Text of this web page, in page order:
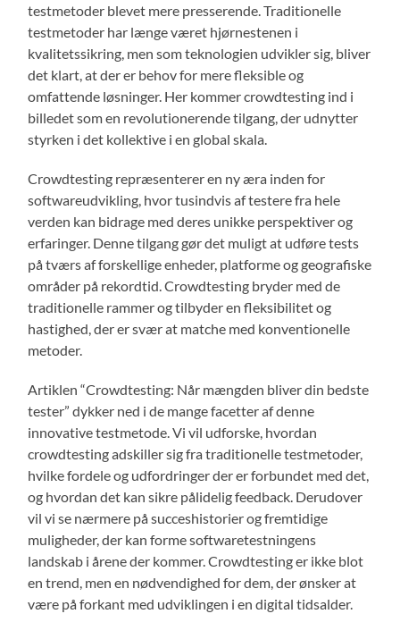
testmetoder blevet mere presserende. Traditionelle
testmetoder har længe været hjørnestenen i
kvalitetssikring, men som teknologien udvikler sig, bliver
det klart, at der er behov for mere fleksible og
omfattende løsninger. Her kommer crowdtesting ind i
billedet som en revolutionerende tilgang, der udnytter
styrken i det kollektive i en global skala.
Crowdtesting repræsenterer en ny æra inden for
softwareudvikling, hvor tusindvis af testere fra hele
verden kan bidrage med deres unikke perspektiver og
erfaringer. Denne tilgang gør det muligt at udføre tests
på tværs af forskellige enheder, platforme og geografiske
områder på rekordtid. Crowdtesting bryder med de
traditionelle rammer og tilbyder en fleksibilitet og
hastighed, der er svær at matche med konventionelle
metoder.
Artiklen “Crowdtesting: Når mængden bliver din bedste
tester” dykker ned i de mange facetter af denne
innovative testmetode. Vi vil udforske, hvordan
crowdtesting adskiller sig fra traditionelle testmetoder,
hvilke fordele og udfordringer der er forbundet med det,
og hvordan det kan sikre pålidelig feedback. Derudover
vil vi se nærmere på succeshistorier og fremtidige
muligheder, der kan forme softwaretestningens
landskab i årene der kommer. Crowdtesting er ikke blot
en trend, men en nødvendighed for dem, der ønsker at
være på forkant med udviklingen i en digital tidsalder.